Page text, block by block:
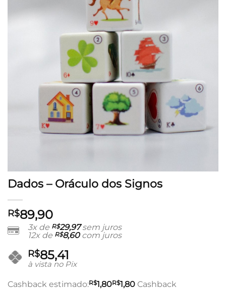
Dados – Oráculo dos Signos
R$89,90
3x de R$29,97sem juros
12x de R$8,60com juros
R$85,41
à vista no Pix
Cashback estimado:R$1,80R$1,80 Cashback